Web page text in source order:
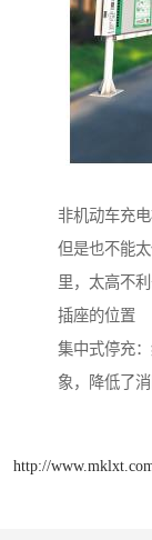
非机动车充
但是也不能
里，太高不
插座的位置
集中式停充
象，降低了消
http://